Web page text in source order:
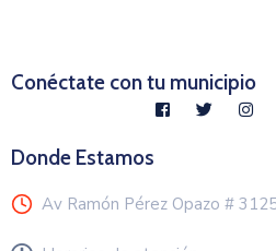
Conéctate con tu municipio
Donde Estamos
Av Ramón Pérez Opazo #